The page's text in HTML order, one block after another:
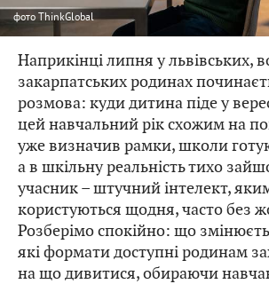
фото ThinkGlobal
Наприкінці липня у львівських,
закарпатських родинах
розмова: куди дитина піде у
цей навчальний рік схожим на
уже визначив рамки, школи
а в шкільну реальність тихо
учасник – штучний інтелект,
користуються щодня, часто без
Розберімо спокійно: що
які формати доступні родинам
на що дивитися, обираючи